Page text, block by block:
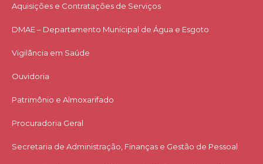
Aquisições e Contratações de Serviços​
DMAE – Departamento Municipal de Água e Esgoto
Vigilância em Saúde
Ouvidoria
Patrimônio e Almoxarifado
Procuradoria Geral
Secretaria de Administração, Finanças e Gestão de Pessoal